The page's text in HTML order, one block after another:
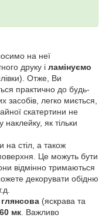
на неї
друку і ламінуємо
Отже, Ви
практично до будь-
засобів, легко миється,
скатертини не
як тільки
на стіл, а також
Це можуть бути
відмінно тримаються
декорувати обідню
глянсова (яскрава та
мк. Важливо